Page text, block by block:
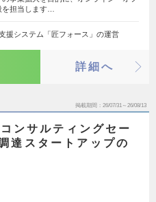
担当します…
援システム「匠フォース」の運営
詳細へ
掲載期間 26/07/31～26/08/13
ンサルティングセー
達スタートアップの